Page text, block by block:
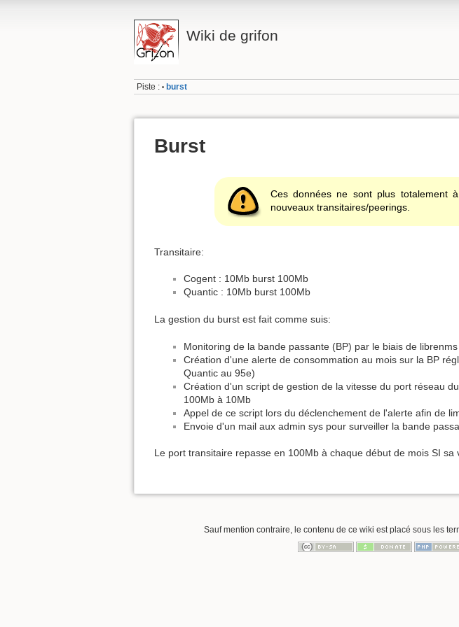
Wiki de grifon
Piste : • burst
Burst
Ces données ne sont plus totalement
nouveaux transitaires/peerings.
Transitaire:
Cogent : 10Mb burst 100Mb
Quantic : 10Mb burst 100Mb
La gestion du burst est fait comme suis:
Monitoring de la bande passante (BP) par le biais de librenms
Création d'une alerte de consommation au mois sur la BP
Quantic au 95e)
Création d'un script de gestion de la vitesse du port réseau
100Mb à 10Mb
Appel de ce script lors du déclenchement de l'alerte afin de
Envoie d'un mail aux admin sys pour surveiller la bande
Le port transitaire repasse en 100Mb à chaque début de mois SI sa
Sauf mention contraire, le contenu de ce wiki est placé sous les